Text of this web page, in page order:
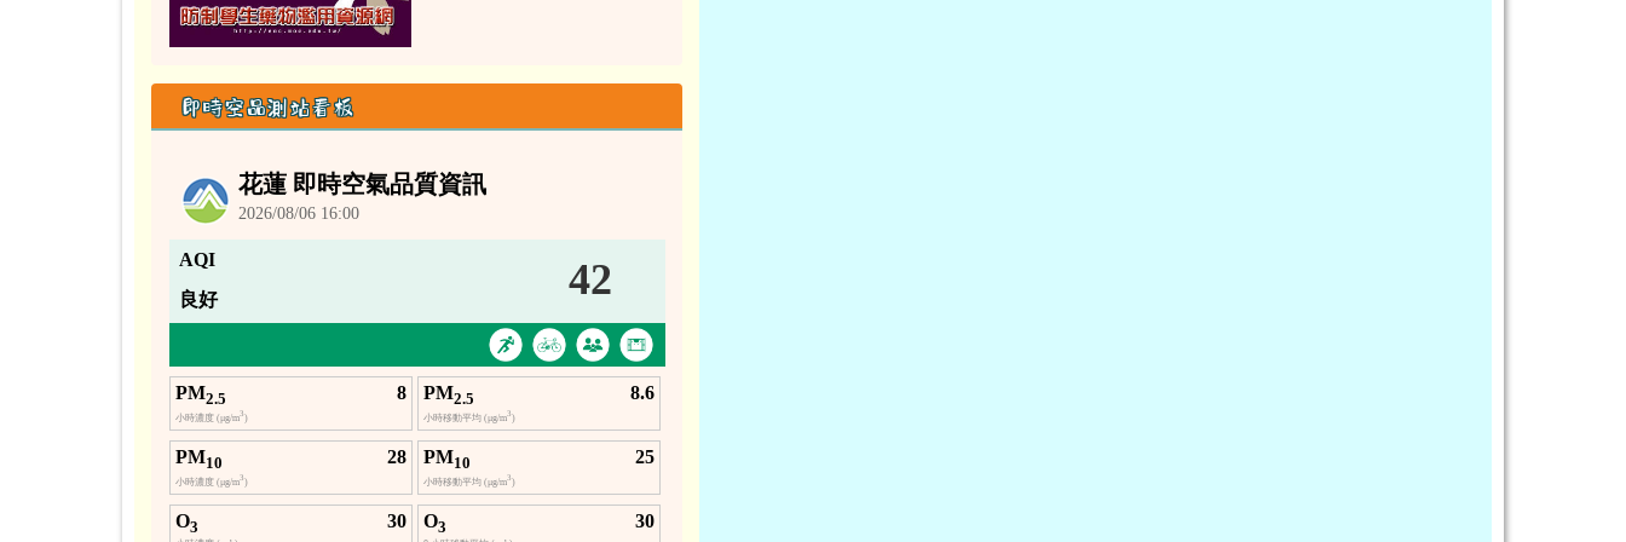
即時空品測站看板